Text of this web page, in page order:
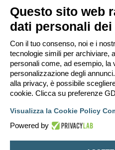
minaccia, messaggio a sfondo
può violare una qualsiasi Legge del
“EDILCLIMA” è ospitato, o di una
all’immediato e permanente divieto di
Internet se è ritenuto da noi opportuno.
salvaguardare e rinforzare queste
diritto di rimuovere, riscrivere, spostare
qualsiasi momento lo ritenga
accetti che ogni informazione (dato
in un database. Al contempo queste
nessuno senza il tuo consenso, né
queste informazioni.
Questo sito web
dati personali
Con il tuo consenso, noi e i
tecnologie simili per archiviare,
personali come, ad esempio, la
personalizzazione degli
alla privacy, è possibile
cookie. Clicca su preferenze
Visualizza la Cookie Policy
Powered by